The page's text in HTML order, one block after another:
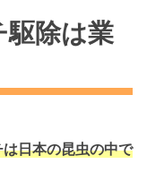
駆除は業
は日本の昆虫の中で